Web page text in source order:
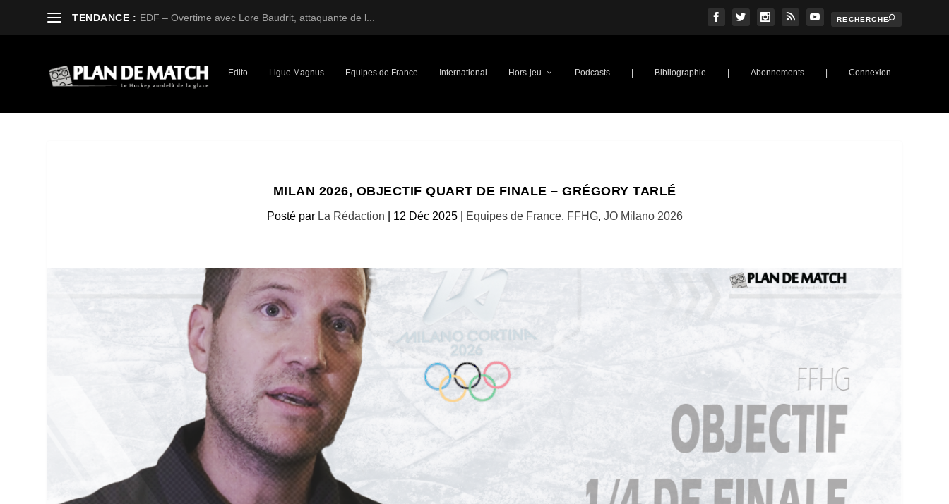
TENDANCE : EDF – Overtime avec Lore Baudrit, attaquante de l...
Edito Ligue Magnus Equipes de France International Hors-jeu Podcasts Bibliographie Abonnements Connexion
MILAN 2026, OBJECTIF QUART DE FINALE – GRÉGORY TARLÉ
Posté par La Rédaction 12 Déc 2025| Equipes de France, FFHG, JO Milano 2026